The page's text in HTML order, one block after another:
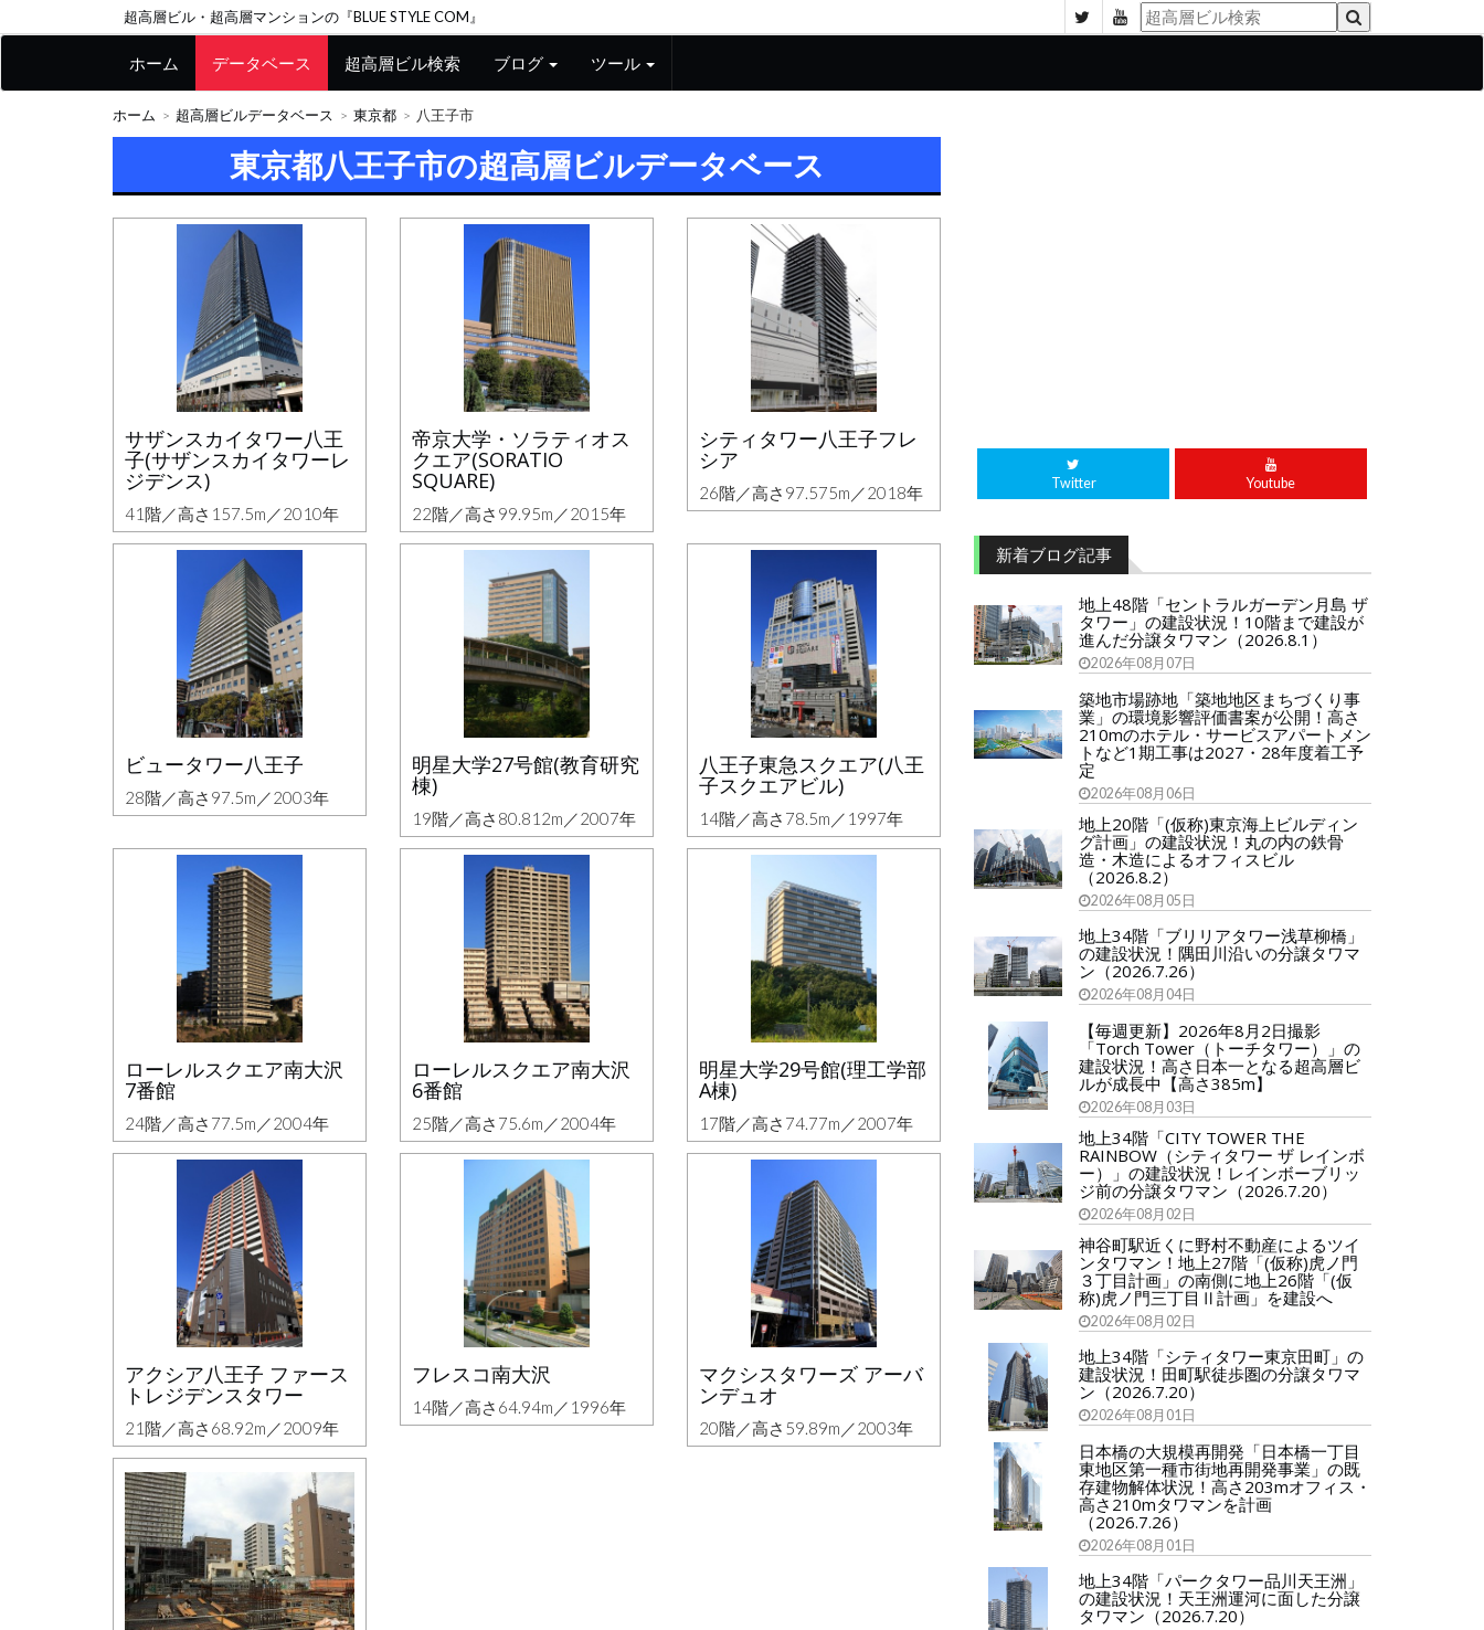
超高層ビル・超高層マンションの『BLUE STYLE COM』
ホーム データベース 超高層ビル検索 ブログ ツール
ホーム 超高層ビルデータベース 東京都 八王子市
東京都八王子市の超高層ビルデータベース
サザンスカイタワー八王
子(サザンスカイタワーレ
ジデンス)
41階／高さ157.5m／2010年
帝京大学・ソラティオス
クエア(SORATIO
SQUARE)
22階／高さ99.95m／2015年
シティタワー八王子フレ
シア
26階／高さ97.575m／2018年
ビュータワー八王子
28階／高さ97.5m／2003年
明星大学27号館(教育研究
棟)
19階／高さ80.812m／2007年
八王子東急スクエア(八王
子スクエアビル)
14階／高さ78.5m／1997年
ローレルスクエア南大沢
7番館
24階／高さ77.5m／2004年
ローレルスクエア南大沢
6番館
25階／高さ75.6m／2004年
明星大学29号館(理工学部
A棟)
17階／高さ74.77m／2007年
アクシア八王子 ファース
トレジデンスタワー
21階／高さ68.92m／2009年
フレスコ南大沢
14階／高さ64.94m／1996年
マクシスタワーズ アーバ
ンデュオ
20階／高さ59.89m／2003年
Twitter Youtube
新着ブログ記事
地上48階「セントラルガーデン月島 ザ
タワー」の建設状況！10階まで建設が
進んだ分譲タワマン（2026.8.1）
2026年08月07日
築地市場跡地「築地地区まちづくり事
業」の環境影響評価書案が公開！高さ
210mのホテル・サービスアパートメン
トなど1期工事は2027・28年度着工予
定
2026年08月06日
地上20階「(仮称)東京海上ビルディン
グ計画」の建設状況！丸の内の鉄骨
造・木造によるオフィスビル
（2026.8.2）
2026年08月05日
地上34階「ブリリアタワー浅草柳橋」
の建設状況！隅田川沿いの分譲タワマ
ン（2026.7.26）
2026年08月04日
【毎週更新】2026年8月2日撮影
「Torch Tower（トーチタワー）」の
建設状況！高さ日本一となる超高層ビ
ルが成長中【高さ385m】
2026年08月03日
地上34階「CITY TOWER THE
RAINBOW（シティタワー ザ レインボ
ー）」の建設状況！レインボーブリッ
ジ前の分譲タワマン（2026.7.20）
2026年08月02日
神谷町駅近くに野村不動産によるツイ
ンタワマン！地上27階「(仮称)虎ノ門
３丁目計画」の南側に地上26階「(仮
称)虎ノ門三丁目Ⅱ計画」を建設へ
2026年08月02日
地上34階「シティタワー東京田町」の
建設状況！田町駅徒歩圏の分譲タワマ
ン（2026.7.20）
2026年08月01日
日本橋の大規模再開発「日本橋一丁目
東地区第一種市街地再開発事業」の既
存建物解体状況！高さ203mオフィス・
高さ210mタワマンを計画
（2026.7.26）
2026年08月01日
地上34階「パークタワー品川天王洲」
の建設状況！天王洲運河に面した分譲
タワマン（2026.7.20）